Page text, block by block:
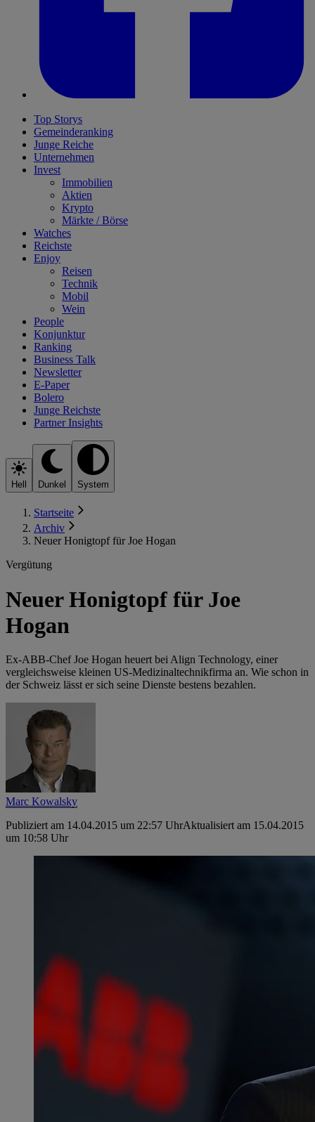
Top Storys
Gemeinderanking
Junge Reiche
Unternehmen
Invest
Immobilien
Aktien
Krypto
Märkte / Börse
Watches
Reichste
Enjoy
Reisen
Technik
Mobil
Wein
People
Konjunktur
Ranking
Business Talk
Newsletter
E-Paper
Bolero
Junge Reichste
Partner Insights
Hell Dunkel System
Startseite
Archiv
Neuer Honigtopf für Joe Hogan
Vergütung
Neuer Honigtopf für Joe
Hogan
Ex-ABB-Chef Joe Hogan heuert bei Align Technology, einer
vergleichsweise ­kleinen US-Medizinaltechnikfirma an. Wie schon in
der Schweiz lässt er sich seine Dienste bestens bezahlen.
Marc Kowalsky
Publiziert am 14.04.2015 um 22:57 UhrAktualisiert am 15.04.2015
um 10:58 Uhr